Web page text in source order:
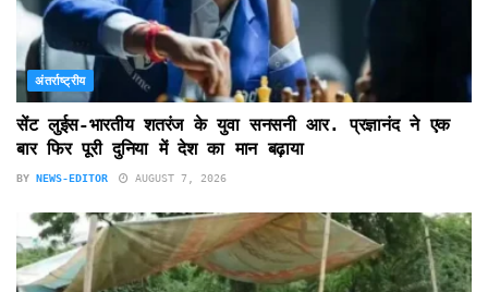
अंतर्राष्ट्रीय
सेंट लुईस-भारतीय शतरंज के युवा सनसनी आर. प्रज्ञानंद ने एक
बार फिर पूरी दुनिया में देश का मान बढ़ाया
BY NEWS-EDITOR AUGUST 7, 2026